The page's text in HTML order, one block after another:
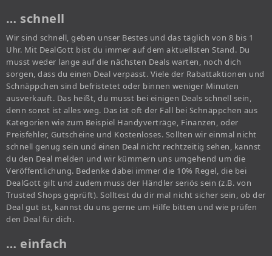
… schnell
Wir sind schnell, geben unser Bestes und das täglich von 8 bis 1
Uhr. Mit DealGott bist du immer auf dem aktuellsten Stand. Du
musst weder lange auf die nächsten Deals warten, noch dich
sorgen, dass du einen Deal verpasst. Viele der Rabattaktionen und
Schnäppchen sind befristetet oder binnen weniger Minuten
ausverkauft. Das heißt, du musst bei einigen Deals schnell sein,
denn sonst ist alles weg. Das ist oft der Fall bei Schnäppchen aus
Kategorien wie zum Beispiel Handyverträge, Finanzen, oder
Preisfehler, Gutscheine und Kostenloses. Sollten wir einmal nicht
schnell genug sein und einen Deal nicht rechtzeitig sehen, kannst
du den Deal melden und wir kümmern uns umgehend um die
Veröffentlichung. Bedenke dabei immer die 10% Regel, die bei
DealGott gilt und zudem muss der Händler seriös sein (z.B. von
Trusted Shops geprüft). Solltest du dir mal nicht sicher sein, ob der
Deal gut ist, kannst du uns gerne um Hilfe bitten und wie prüfen
den Deal für dich.
… einfach